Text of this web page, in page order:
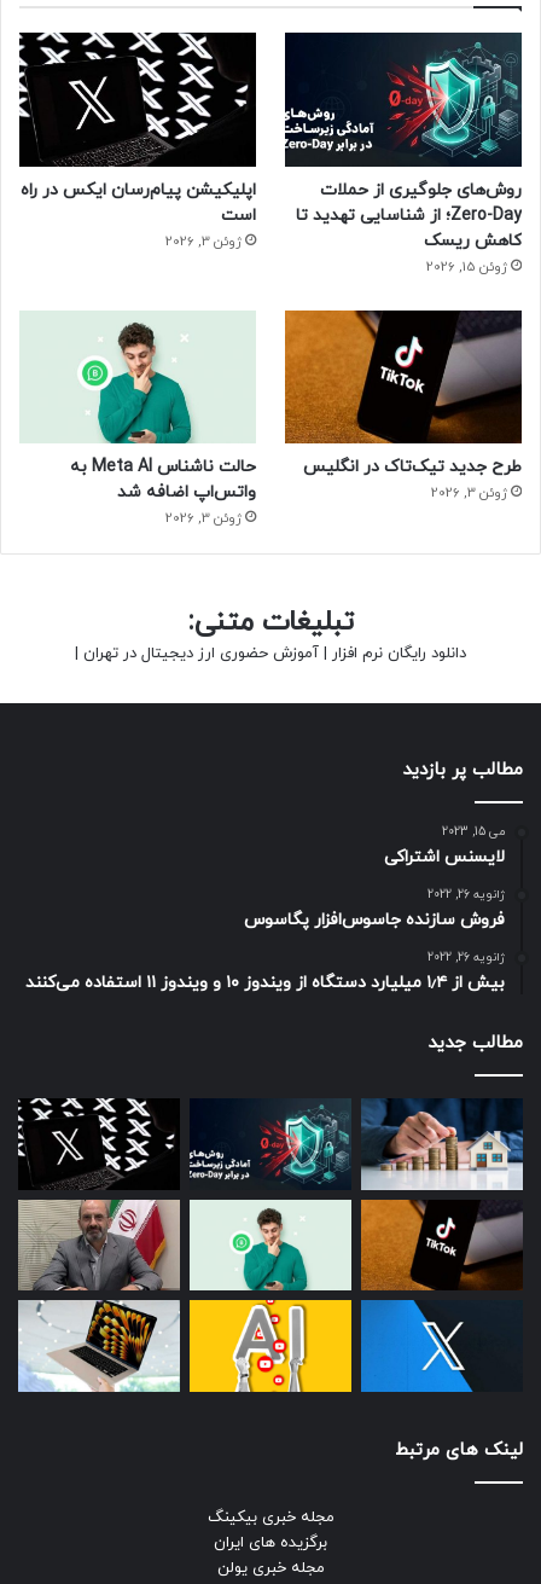
روش‌های جلوگیری از حملات
Zero-Day؛ از شناسایی تهدید تا
کاهش ریسک
ژوئن 15, 2026
اپلیکیشن پیام‌رسان ایکس در راه
است
ژوئن 3, 2026
طرح جدید تیک‌تاک در انگلیس
ژوئن 3, 2026
حالت ناشناس Meta AI به
واتس‌اپ اضافه شد
ژوئن 3, 2026
تبلیغات متنی:
دانلود رایگان نرم افزار | آموزش حضوری ارز دیجیتال در تهران |
مطالب پر بازدید
می 15, 2023
لایسنس اشتراکی
ژانویه 26, 2022
فروش سازنده جاسوس‌افزار پگاسوس
ژانویه 26, 2022
بیش از ۱٫۴ میلیارد دستگاه از ویندوز ۱۰ و ویندوز ۱۱ استفاده می‌کنند
مطالب جدید
لینک های مرتبط
مجله خبری بیکینگ
برگزیده های ایران
مجله خبری یولن